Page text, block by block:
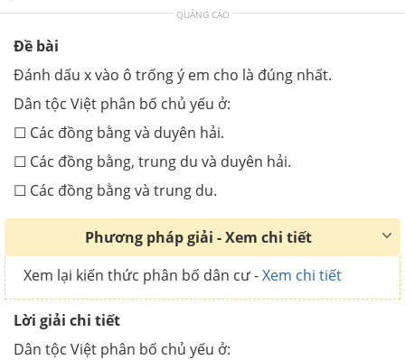
QUẢNG CÁO
Đề bài
Đánh dấu x vào ô trống ý em cho là đúng nhất.
Dân tộc Việt phân bố chủ yếu ở:
☐ Các đồng bằng và duyên hải.
☐ Các đồng bằng, trung du và duyên hải.
☐ Các đồng bằng và trung du.
Phương pháp giải - Xem chi tiết
Xem lại kiến thức phân bố dân cư -Xem chi tiết
Lời giải chi tiết
Dân tộc Việt phân bố chủ yếu ở: